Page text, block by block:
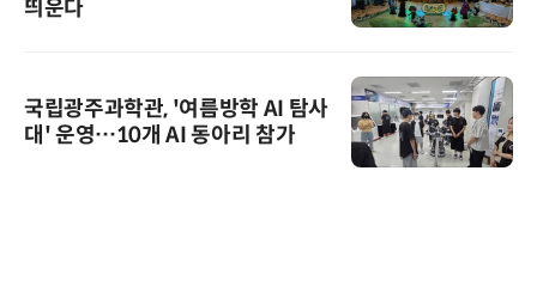
띄운다
국립광주과학관, '여름방학 AI 탐사
대' 운영…10개 AI 동아리 참가